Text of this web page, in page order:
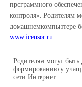
программного
контроля». Родителям
домашнемкомпьютере
www.icensor.ru
Родителям могут
формированию у
сети Интернет: